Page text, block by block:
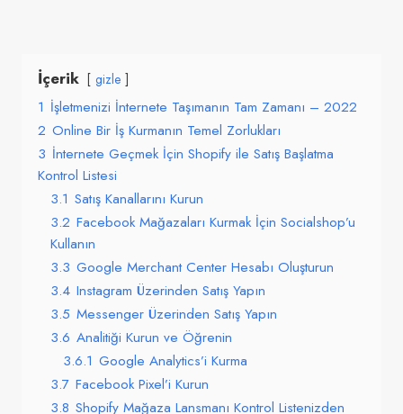
İçerik gizle
1 İşletmenizi İnternete Taşımanın Tam Zamanı – 2022
2 Online Bir İş Kurmanın Temel Zorlukları
3 İnternete Geçmek İçin Shopify ile Satış Başlatma
Kontrol Listesi
3.1 Satış Kanallarını Kurun
3.2 Facebook Mağazaları Kurmak İçin Socialshop’u
Kullanın
3.3 Google Merchant Center Hesabı Oluşturun
3.4 Instagram Üzerinden Satış Yapın
3.5 Messenger Üzerinden Satış Yapın
3.6 Analitiği Kurun ve Öğrenin
3.6.1 Google Analytics’i Kurma
3.7 Facebook Pixel’i Kurun
3.8 Shopify Mağaza Lansmanı Kontrol Listenizden